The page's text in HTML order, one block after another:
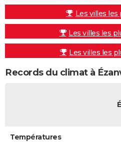
Les villes les
Les villes les
Les villes les
Records du climat à
Températures